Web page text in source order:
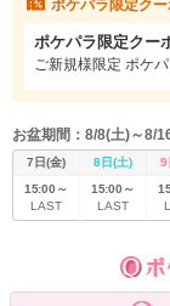
お客様を気持ちよくお
ょうどいい感じのオシ
ピンクのネオンライト
い女の子との会話を楽
さらに今ならポケパラ
ポケパラ限定ク
ポケパラ限定クー
ご新規様限定 ポケ
お盆期間：8/8(土)～8/
7日(金) 8日(土) 9
15:00～
LAST
15:00～
LAST